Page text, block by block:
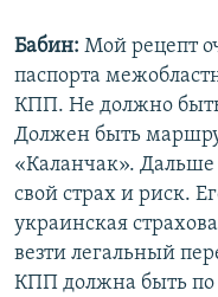
Бабин: Мой рецепт
паспорта
КПП. Не должно
Должен быть
«Каланчак». Дальше
свой страх и риск.
украинская
везти легальный
КПП должна быть по